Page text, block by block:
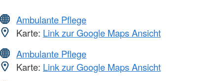
Ambulante Pflege
Karte: Link zur Google Maps Ansicht
Ambulante Pflege
Karte: Link zur Google Maps Ansicht